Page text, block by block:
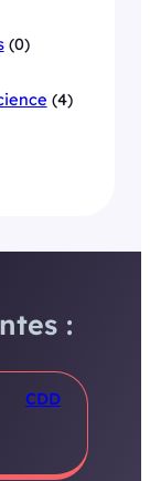
(0)
(4)
:
CDD